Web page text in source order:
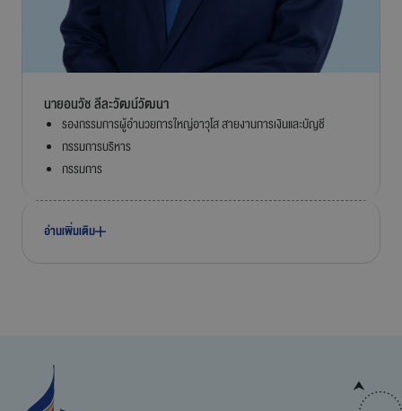
นายอนวัช ลีละวัฒน์วัฒนา
รองกรรมการผู้อำนวยการใหญ่อาวุโส สายงานการเงินและบัญชี
กรรมการบริหาร
กรรมการ
อ่านเพิ่มเติม